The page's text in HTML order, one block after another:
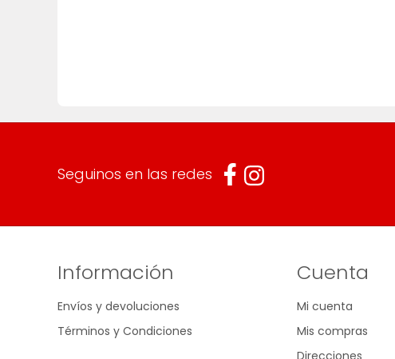
Seguinos en las redes
Información
Envíos y devoluciones
Términos y Condiciones
Cuenta
Mi cuenta
Mis compras
Direcciones